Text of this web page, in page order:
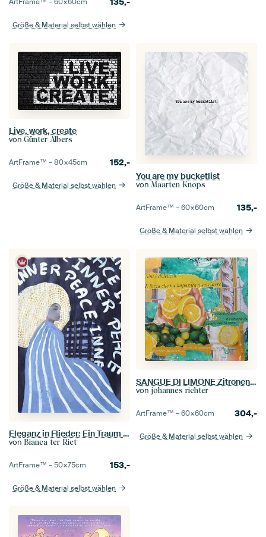
ArtFrame™ –60×60cm
Größe & Material selbst wählen
Live, work, create
von Günter Albers
ArtFrame™ –80×45cm 152,-
Größe & Material selbst wählen
You are my bucketlist
von Maarten Knops
ArtFrame™ –60×60cm 135,-
Größe & Material selbst wählen
Eleganz in Flieder: Ein Traum in Streifen
von Bianca ter Riet
ArtFrame™ –50×75cm 153,-
Größe & Material selbst wählen
SANGUE DI LIMONE Zitronenblut
von johannes richter
ArtFrame™ –60×60cm 304,-
Größe & Material selbst wählen